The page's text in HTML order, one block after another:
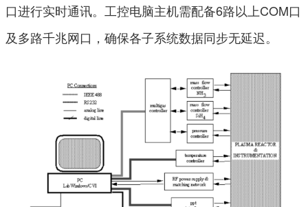
口进行实时通讯。工控电脑主机需配备6路以上COM口
及多路千兆网口，确保各子系统数据同步无延迟。